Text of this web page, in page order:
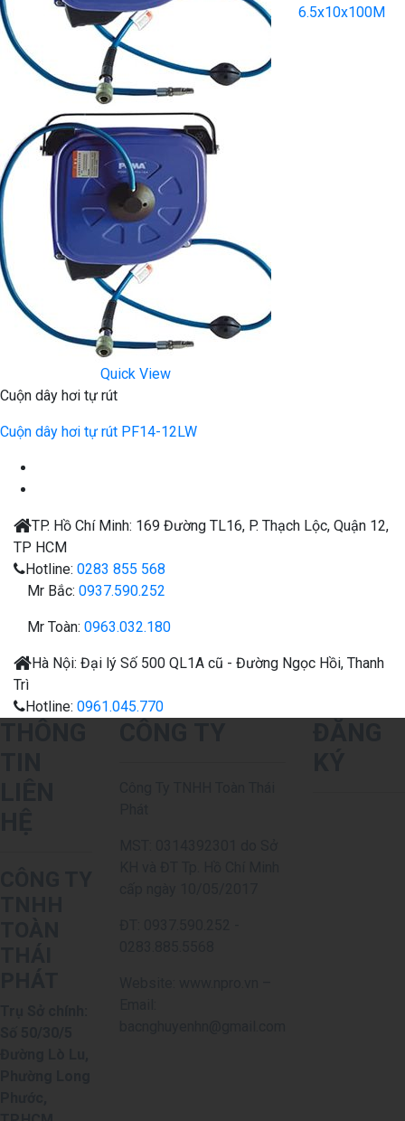
Quick View
Cuộn dây hơi tự rút
Cuộn dây hơi tự rút PF14-12LW
6.5x10x100M
TP. Hồ Chí Minh: 169 Đường TL16, P. Thạch Lộc, Quận 12,
TP HCM
Hotline: 0283 855 568
Mr Bắc: 0937.590.252
Mr Toàn: 0963.032.180
Hà Nội: Đại lý Số 500 QL1A cũ - Đường Ngọc Hồi, Thanh
Trì
Hotline: 0961.045.770